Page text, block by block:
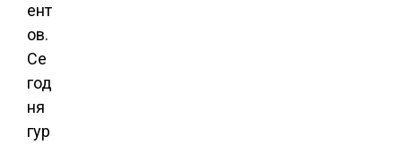
ент
ов.
Се
год
ня
гур